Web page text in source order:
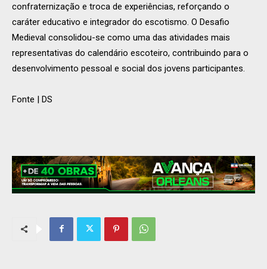
confraternização e troca de experiências, reforçando o
caráter educativo e integrador do escotismo. O Desafio
Medieval consolidou-se como uma das atividades mais
representativas do calendário escoteiro, contribuindo para o
desenvolvimento pessoal e social dos jovens participantes.
Fonte | DS